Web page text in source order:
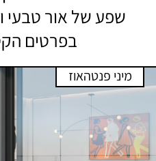
שפע של אור טבעי
בפרטים
מיני פנטהאוז